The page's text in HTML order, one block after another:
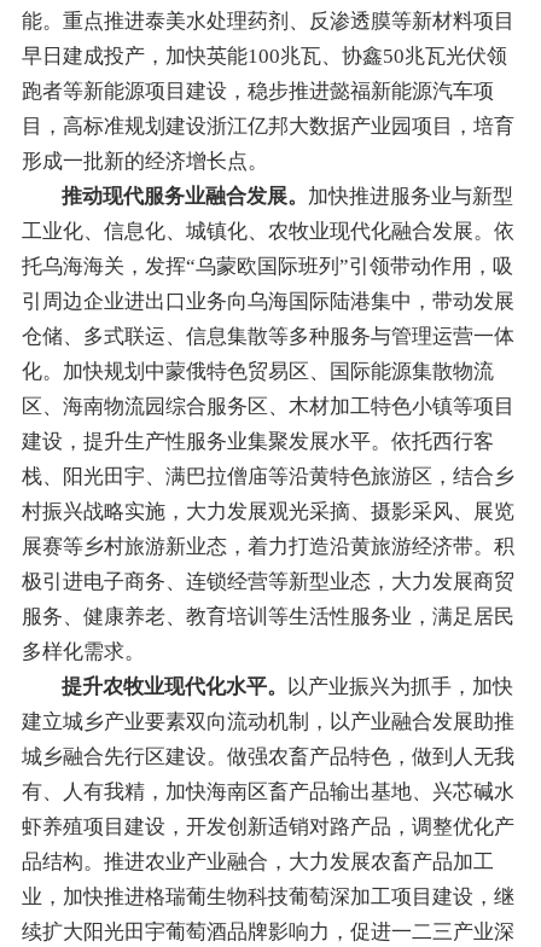
能。 重点推进泰美水处理药剂、反渗透膜等新材料项目
早日建成投产，加快英能100兆瓦、协鑫50兆瓦光伏领
跑者等新能源项目 建设 ， 稳步推进懿福新能源汽车项
目 ， 高标准规划建设浙江亿邦大数据产业园项目 ， 培育
形成一批新的经济增长点。
推动现代服务业融合发展。 加快推进服务业与新型
工业化、信息化、城镇化、农牧业现代化融合发展。 依
托乌海海关，发挥“乌蒙欧国际班列 ”引领带动作用，吸
引周边企业进出口业务向乌海国际陆港集中，带动发展
仓储、多式联运、信息集散等多种服务与管理运营一体
化。加快规划中蒙俄特色贸易区、国际能源集散物流
区、海南物流园综合服务区、木材加工特色小镇等项目
建设 ，提升生产性服务业集聚发展水平。依托西行客
栈、阳光田宇、 满巴拉僧庙等沿黄特色旅游区 ， 结合乡
村振兴战略实施， 大力发展观光采摘、摄影采风、展览
展赛等乡村旅游新业态，着力打造沿黄旅游经济带。 积
极引进电子商务、连锁经营等新型业态，大力发展商贸
服务、健康养老、教育培训等生活性服务业，满足居民
多样化需求。
提升农牧业现代化水平。 以产业振兴为抓手， 加快
建立城乡产业要素双向流动机制 ，以产业融合发展助推
城乡融合先行区建设。 做强农畜产品特色，做到人无我
有、 人有我精，加快海南区畜产品输出基地、兴芯碱水
虾养殖项目建设 ，开发创新适销对路产品，调整优化产
品结构。 推进农业产业融合，大力发展农畜产品加工
业，加快推进格瑞葡生物科技葡萄深加工项目 建设 ， 继
续扩大阳光田宇葡萄酒品牌影响力，促进一二三产业深